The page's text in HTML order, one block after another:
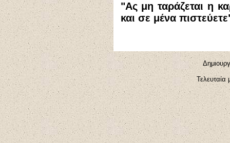
"Ας μη ταράζεται η
και σε μένα
Τελευταία